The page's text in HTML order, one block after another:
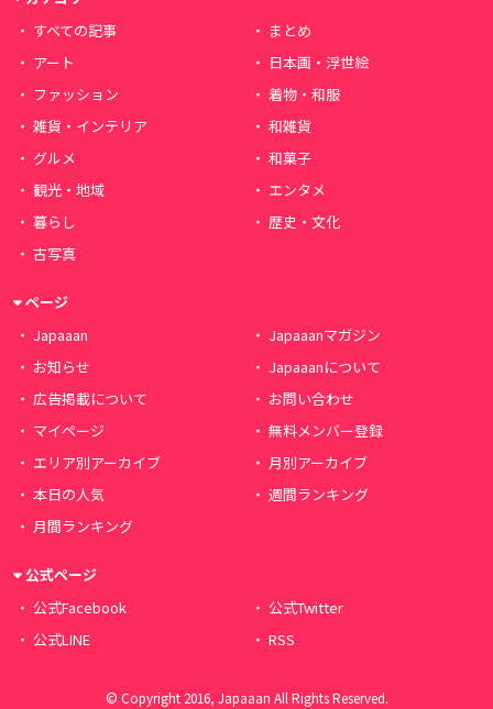
すべての記事
まとめ
アート
日本画・浮世絵
ファッション
着物・和服
雑貨・インテリア
和雑貨
グルメ
和菓子
観光・地域
エンタメ
暮らし
歴史・文化
古写真
ページ
Japaaan
Japaaanマガジン
お知らせ
Japaaanについて
広告掲載について
お問い合わせ
マイページ
無料メンバー登録
エリア別アーカイブ
月別アーカイブ
本日の人気
週間ランキング
月間ランキング
公式ページ
公式Facebook
公式Twitter
公式LINE
RSS
© Copyright 2016, Japaaan All Rights Reserved.